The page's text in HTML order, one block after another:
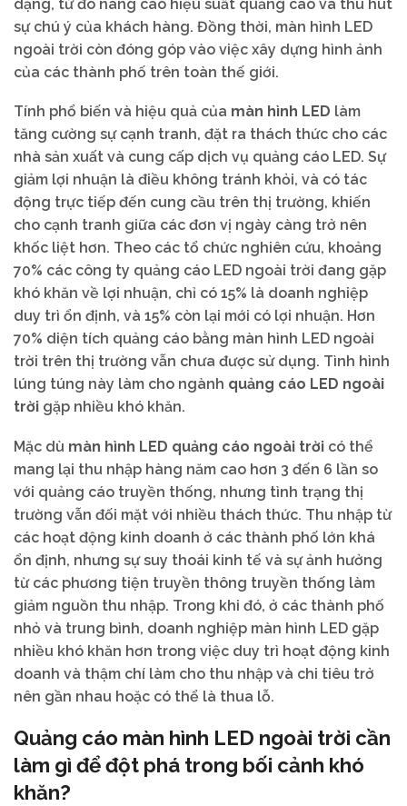
dạng, từ đó nâng cao hiệu suất quảng cáo và thu hút
sự chú ý của khách hàng. Đồng thời, màn hình LED
ngoài trời còn đóng góp vào việc xây dựng hình ảnh
của các thành phố trên toàn thế giới.
Tính phổ biến và hiệu quả của màn hình LED làm
tăng cường sự cạnh tranh, đặt ra thách thức cho các
nhà sản xuất và cung cấp dịch vụ quảng cáo LED. Sự
giảm lợi nhuận là điều không tránh khỏi, và có tác
động trực tiếp đến cung cầu trên thị trường, khiến
cho cạnh tranh giữa các đơn vị ngày càng trở nên
khốc liệt hơn. Theo các tổ chức nghiên cứu, khoảng
70% các công ty quảng cáo LED ngoài trời đang gặp
khó khăn về lợi nhuận, chỉ có 15% là doanh nghiệp
duy trì ổn định, và 15% còn lại mới có lợi nhuận. Hơn
70% diện tích quảng cáo bằng màn hình LED ngoài
trời trên thị trường vẫn chưa được sử dụng. Tình hình
lúng túng này làm cho ngành quảng cáo LED ngoài
trời gặp nhiều khó khăn.
Mặc dù màn hình LED quảng cáo ngoài trời có thể
mang lại thu nhập hàng năm cao hơn 3 đến 6 lần so
với quảng cáo truyền thống, nhưng tình trạng thị
trường vẫn đối mặt với nhiều thách thức. Thu nhập từ
các hoạt động kinh doanh ở các thành phố lớn khá
ổn định, nhưng sự suy thoái kinh tế và sự ảnh hưởng
từ các phương tiện truyền thông truyền thống làm
giảm nguồn thu nhập. Trong khi đó, ở các thành phố
nhỏ và trung bình, doanh nghiệp màn hình LED gặp
nhiều khó khăn hơn trong việc duy trì hoạt động kinh
doanh và thậm chí làm cho thu nhập và chi tiêu trở
nên gần nhau hoặc có thể là thua lỗ.
Quảng cáo màn hình LED ngoài trời cần
làm gì để đột phá trong bối cảnh khó
khăn?